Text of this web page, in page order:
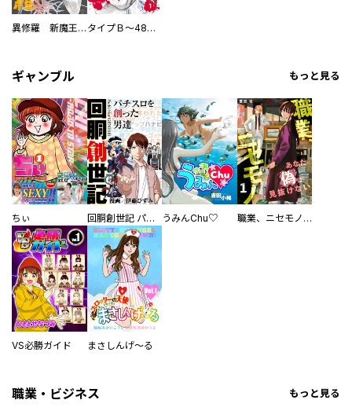
異修羅 新魔王戦争 タイプＢ～48時間後、致死率100％～【単話】
ギャンブル もっと見る
ちぃ 回胴創世記 パチスロを創った男達 うみんChu♡ 職業、ニセモノ～あなたに偽は見抜けない【電子単行本版】
VS必勝ガイド まさしんげ～る
職業・ビジネス もっと見る